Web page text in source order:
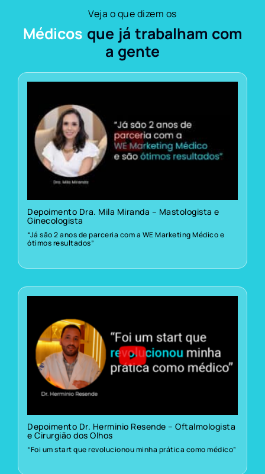
Veja o que dizem os
Médicos que já trabalham com
a gente
Depoimento Dra. Mila Miranda – Mastologista e
Ginecologista
“Já são 2 anos de parceria com a WE Marketing Médico e
ótimos resultados”
Depoimento Dr. Herminio Resende – Oftalmologista
e Cirurgião dos Olhos
“Foi um start que revolucionou minha prática como médico”